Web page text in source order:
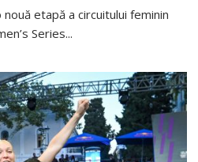
etapă a circuitului feminin
Series...